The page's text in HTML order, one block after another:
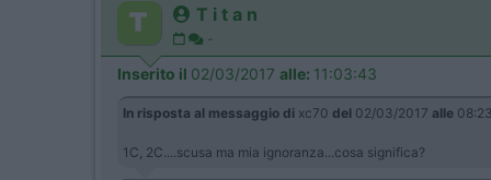
T i t a n
-
Inserito il 02/03/2017 alle: 11:03:43
In risposta al messaggio di xc70 del 02/03/2017 alle
1C, 2C....scusa ma mia ignoranza...cosa significa?